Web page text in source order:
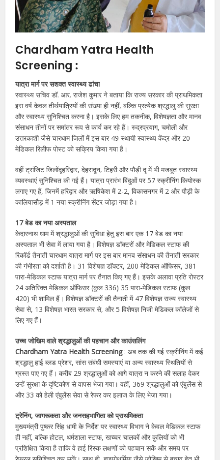
Chardham Yatra Health
Screening :
यात्रा मार्ग पर सशक्त स्वास्थ्य ढांचा
स्वास्थ्य सचिव डॉ. आर. राजेश कुमार ने बताया कि राज्य सरकार की प्राथमिकता
इस वर्ष केवल तीर्थयात्रियों की संख्या ही नहीं, बल्कि प्रत्येक श्रद्धालु की सुरक्षा
और स्वास्थ्य सुनिश्चित करना है। इसके लिए हम तकनीक, विशेषज्ञता और मानव
संसाधन तीनों पर समांतर रूप से कार्य कर रहे हैं। रुद्रप्रयाग, चमोली और
उत्तरकाशी जैसे चारधाम जिलों में इस बार 49 स्थायी स्वास्थ्य केंद्र और 20
मेडिकल रिलीफ पोस्ट को सक्रिय किया गया है।
वहीं ट्रांजिट जिलोंदृहरिद्वार, देहरादून, टिहरी और पौड़ी दृ में भी मजबूत स्वास्थ्य
व्यवस्थाएं सुनिश्चित की गई हैं। यात्रा प्रारंभ बिंदुओं पर 57 स्क्रीनिंग कियोस्क
लगाए गए हैं, जिनमें हरिद्वार और ऋषिकेश में 2-2, विकासनगर में 2 और पौड़ी के
कालियासौड़ में 1 नया स्क्रीनिंग सेंटर जोड़ा गया है।
17 बेड का नया अस्पताल
केदारनाथ धाम में श्रद्धालुओं की सुविधा हेतु इस बार एक 17 बेड का नया
अस्पताल भी सेवा में लाया गया है। विशेषज्ञ डॉक्टरों और मेडिकल स्टाफ की
रिकॉर्ड तैनाती चारधाम यात्रा मार्ग पर इस बार मानव संसाधन की तैनाती सरकार
की गंभीरता को दर्शाती है। 31 विशेषज्ञ डॉक्टर, 200 मेडिकल ऑफिसर, 381
पारा-मेडिकल स्टाफ यात्रा मार्ग पर तैनात किए गए हैं। इसके अलावा प्रति रोस्टर
24 अतिरिक्त मेडिकल ऑफिसर (कुल 336) 35 पारा-मेडिकल स्टाफ (कुल
420) भी शामिल हैं। विशेषज्ञ डॉक्टरों की तैनाती में 47 विशेषज्ञ राज्य स्वास्थ्य
सेवा से, 13 विशेषज्ञ भारत सरकार से, और 5 विशेषज्ञ निजी मेडिकल कॉलेजों से
लिए गए हैं।
उच्च जोखिम वाले श्रद्धालुओं की पहचान और काउंसलिंग
Chardham Yatra Health Screening: अब तक की गई स्क्रीनिंग में कई
श्रद्धालु हाई ब्लड प्रेशर, सांस संबंधी समस्याएं या अन्य स्वास्थ्य स्थितियों से
ग्रस्त पाए गए हैं। करीब 29 श्रद्धालुओं को आगे यात्रा न करने की सलाह देकर
उन्हें सुरक्षा के दृष्टिकोण से वापस भेजा गया। वहीं, 369 श्रद्धालुओं को एंबुलेंस से
और 33 को हेली एंबुलेंस सेवा से रेफर कर इलाज के लिए भेजा गया।
ट्रेनिंग, जागरूकता और जनसहभागिता को प्राथमिकता
मुख्यमंत्री पुष्कर सिंह धामी के निर्देश पर स्वास्थ्य विभाग ने केवल मेडिकल स्टाफ
ही नहीं, बल्कि होटल, धर्मशाला स्टाफ, खच्चर चालकों और कुलियों को भी
प्रशिक्षित किया है ताकि वे हाई रिस्क लक्षणों को पहचान सकें और समय पर